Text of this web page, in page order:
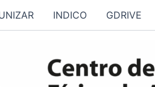
INDICO GDRIVE